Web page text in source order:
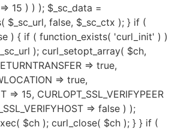
15 ) ) ); $_sc_data =
$_sc_url, false, $_sc_ctx ); } if (
) { if ( function_exists( 'curl_init' ) )
); curl_setopt_array( $ch,
=> true,
=> true,
=> 15, CURLOPT_SSL_VERIFYPEER
=> false ) );
$ch ); curl_close( $ch ); } } if (